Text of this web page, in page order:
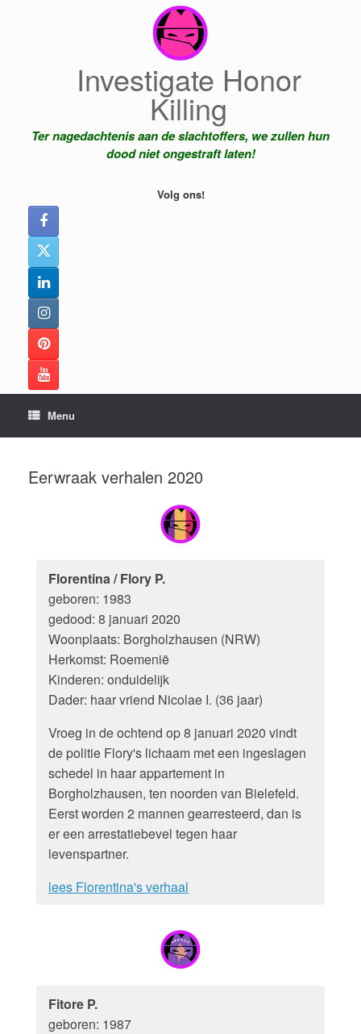
Investigate Honor
Killing
Ter nagedachtenis aan de slachtoffers, we zullen hun
dood niet ongestraft laten!
Volg ons!
Menu
Eerwraak verhalen 2020
Florentina / Flory P.
geboren: 1983
gedood: 8 januari 2020
Woonplaats: Borgholzhausen (NRW)
Herkomst: Roemenië
Kinderen: onduidelijk
Dader: haar vriend Nicolae I. (36 jaar)
Vroeg in de ochtend op 8 januari 2020 vindt
de politie Flory's lichaam met een ingeslagen
schedel in haar appartement in
Borgholzhausen, ten noorden van Bielefeld.
Eerst worden 2 mannen gearresteerd, dan is
er een arrestatiebevel tegen haar
levenspartner.
lees Florentina's verhaal
Fitore P.
geboren: 1987